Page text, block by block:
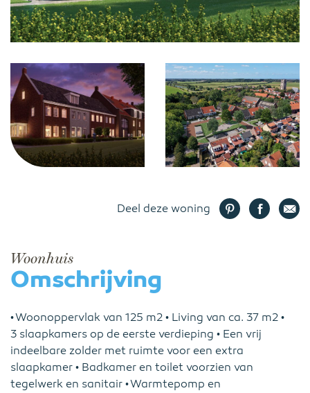
Deel deze woning
Woonhuis
Omschrijving
• Woonoppervlak van 125 m2 • Living van ca. 37 m2 •
3 slaapkamers op de eerste verdieping • Een vrij
indeelbare zolder met ruimte voor een extra
slaapkamer • Badkamer en toilet voorzien van
tegelwerk en sanitair • Warmtepomp en